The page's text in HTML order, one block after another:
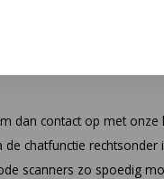
dan contact op met onze
chatfunctie
scanners zo spoedig